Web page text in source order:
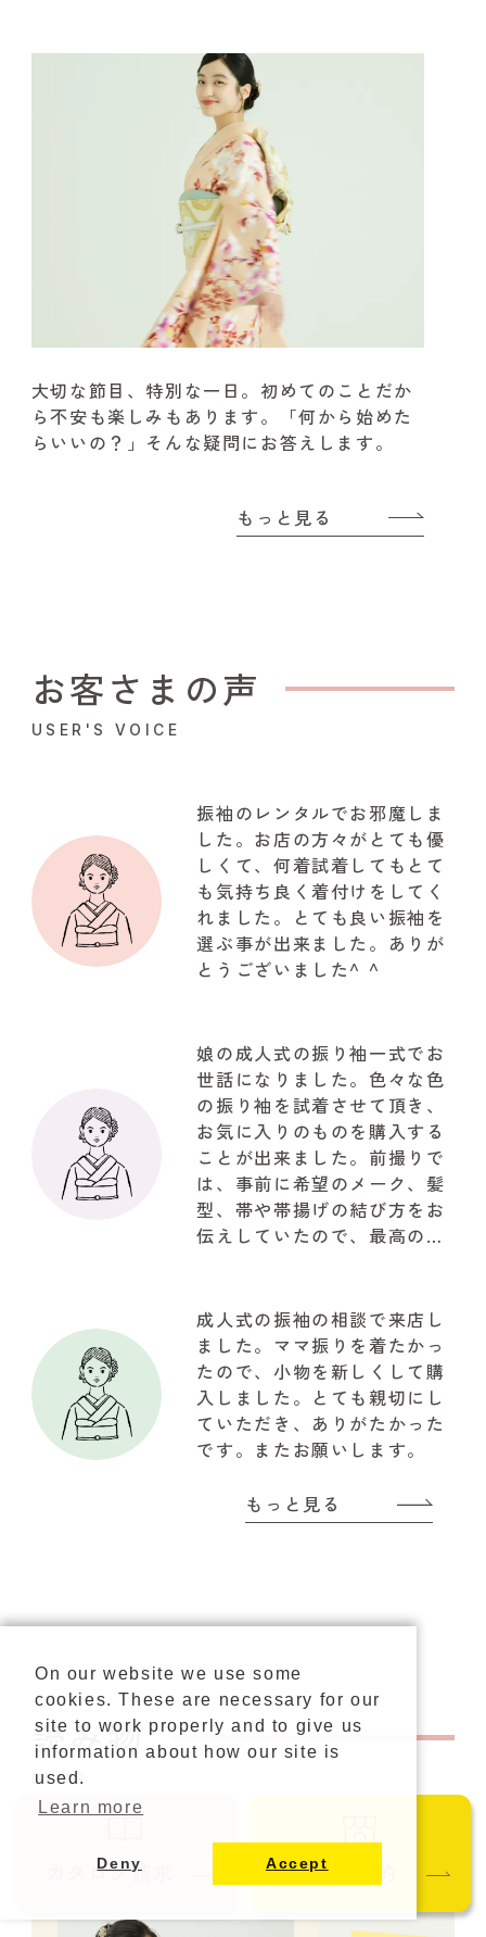
カタログ請求 ご来店予約
大切な節目、特別な一日。初めてのことだか
ら不安も楽しみもあります。
「何から始めた
らいいの？」そんな疑問にお答えします。
もっと見る
お客さまの声
USER'S VOICE
振袖のレンタルでお邪魔しま
した。お店の方々がとても優
しくて、何着試着してもとて
も気持ち良く着付けをしてく
れました。とても良い振袖を
選ぶ事が出来ました。ありが
とうございました^ ^
娘の成人式の振り袖一式でお
世話になりました。色々な色
の振り袖を試着させて頂き、
お気に入りのものを購入する
ことが出来ました。前撮りで
は、事前に希望のメーク、髪
型、帯や帯揚げの結び方をお
伝えしていたので、最高の仕
以上の写真が取れて大満足で
した。関わって下さいました
『やまと』のスタッフの皆様
に感謝でいっぱいです!!!有難
うございました
成人式の振袖の相談で来店し
ました。ママ振りを着たかっ
たので、小物を新しくして購
入しました。とても親切にし
ていただき、ありがたかった
です。またお願いします。
もっと見る
読み物
BLOG
On our website we use some
cookies. These are necessary for our
site to work properly and to give us
information about how our site is
used.
Learn more
Deny Accept